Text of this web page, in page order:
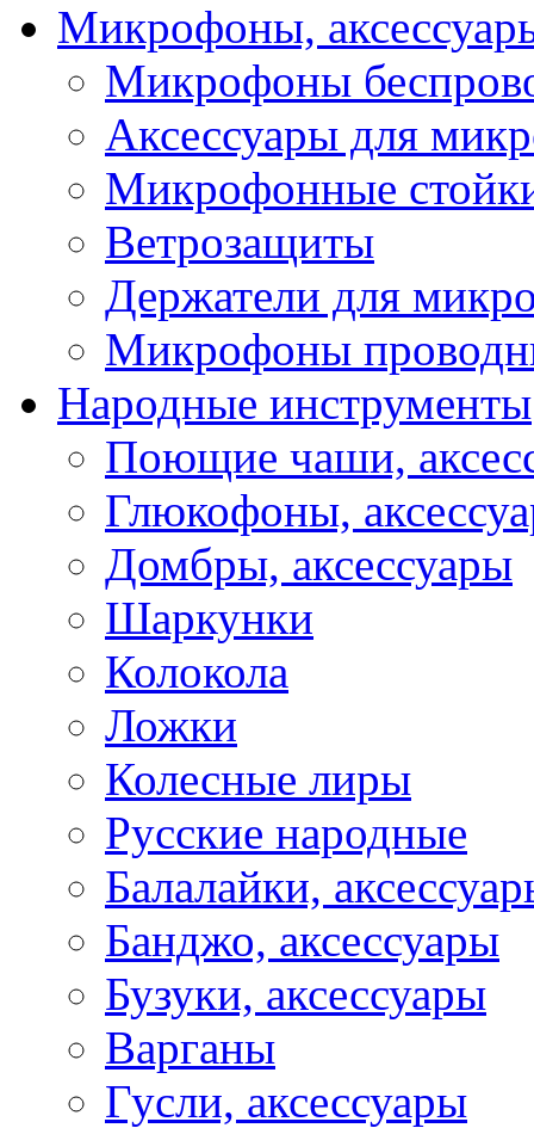
Микрофоны,
Микрофоны
Аксессуары для
Микрофонные
Ветрозащиты
Держатели для
Микрофоны
Народные инструменты
Поющие чаши,
Глюкофоны,
Домбры, аксессуары
Шаркунки
Колокола
Ложки
Колесные лиры
Русские народные
Балалайки,
Банджо, аксессуары
Бузуки, аксессуары
Варганы
Гусли, аксессуары